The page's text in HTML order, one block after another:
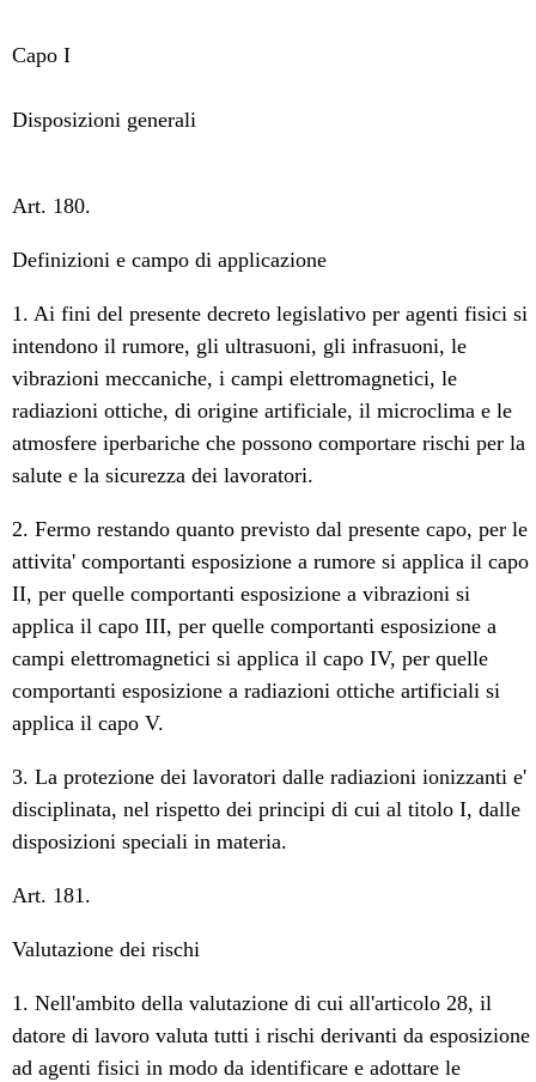
Capo I
Disposizioni generali
Art. 180.
Definizioni e campo di applicazione
1. Ai fini del presente decreto legislativo per agenti fisici si
intendono il rumore, gli ultrasuoni, gli infrasuoni, le
vibrazioni meccaniche, i campi elettromagnetici, le
radiazioni ottiche, di origine artificiale, il microclima e le
atmosfere iperbariche che possono comportare rischi per la
salute e la sicurezza dei lavoratori.
2. Fermo restando quanto previsto dal presente capo, per le
attivita' comportanti esposizione a rumore si applica il capo
II, per quelle comportanti esposizione a vibrazioni si
applica il capo III, per quelle comportanti esposizione a
campi elettromagnetici si applica il capo IV, per quelle
comportanti esposizione a radiazioni ottiche artificiali si
applica il capo V.
3. La protezione dei lavoratori dalle radiazioni ionizzanti e'
disciplinata, nel rispetto dei principi di cui al titolo I, dalle
disposizioni speciali in materia.
Art. 181.
Valutazione dei rischi
1. Nell'ambito della valutazione di cui all'articolo 28, il
datore di lavoro valuta tutti i rischi derivanti da esposizione
ad agenti fisici in modo da identificare e adottare le